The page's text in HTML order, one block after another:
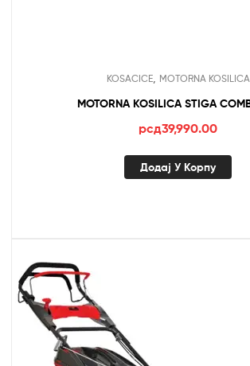
KOSACICE, MOTORNA KOSILICA
MOTORNA KOSILICA STIGA
рсд39,990.00
Додај У Корпу